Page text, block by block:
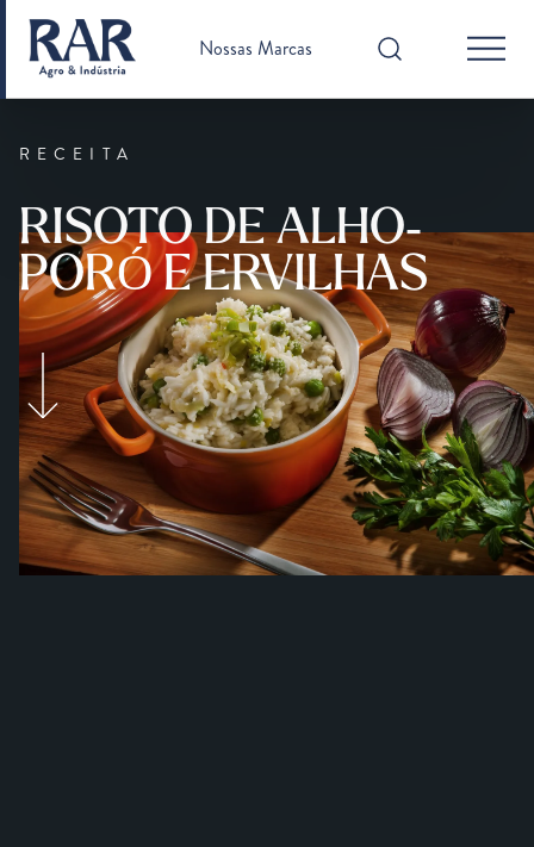
Nossas Marcas
RECEITA
RISOTO DE ALHO-
PORÓ E ERVILHAS